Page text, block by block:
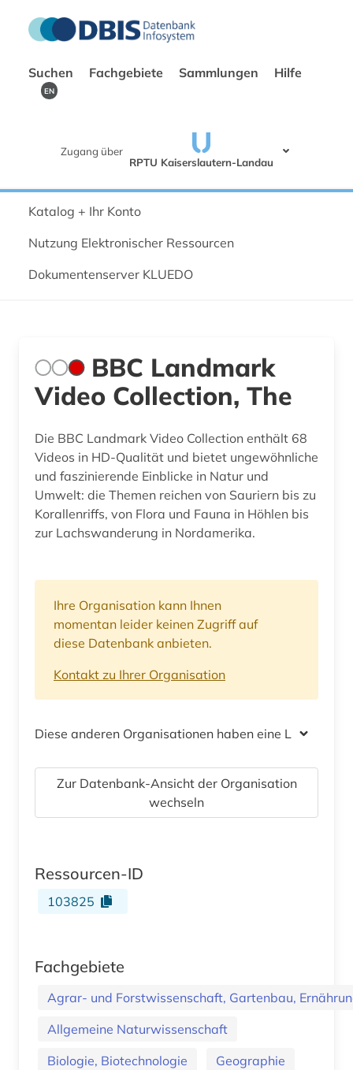
Suchen Fachgebiete Sammlungen Hilfe
EN
Zugang über
RPTU Kaiserslautern-Landau
Katalog + Ihr Konto
Nutzung Elektronischer Ressourcen
Dokumentenserver KLUEDO
BBC Landmark
Video Collection, The
Die BBC Landmark Video Collection enthält 68
Videos in HD-Qualität und bietet ungewöhnliche
und faszinierende Einblicke in Natur und
Umwelt: die Themen reichen von Sauriern bis zu
Korallenriffs, von Flora und Fauna in Höhlen bis
zur Lachswanderung in Nordamerika.
Ihre Organisation kann Ihnen
momentan leider keinen Zugriff auf
diese Datenbank anbieten.
Kontakt zu Ihrer Organisation
Diese anderen Organisationen haben eine Lizenz
Zur Datenbank-Ansicht der Organisation
wechseln
Ressourcen-ID
103825
Fachgebiete
Agrar- und Forstwissenschaft, Gartenbau,
Allgemeine Naturwissenschaft
Biologie, Biotechnologie
Geographie